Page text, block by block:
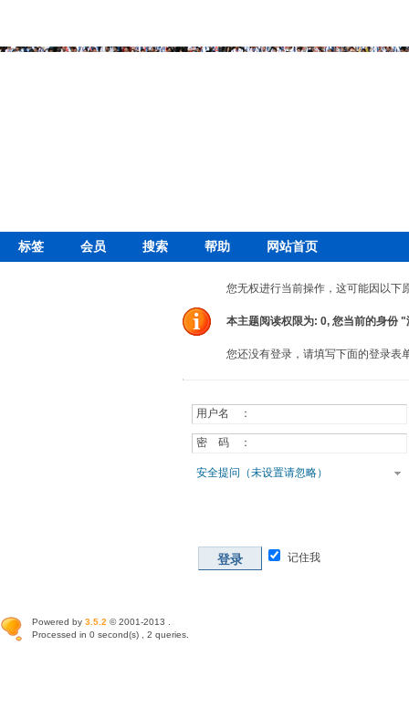
标签 会员 搜索 帮助 网站首页
您无权进行当前操作，这可能因以下
本主题阅读权限为: 0, 您当前的身份
您还没有登录，请填写下面的登录表
用户名 ：
密 码 ：
安全提问（未设置请忽略）
登录 记住我
Powered by 3.5.2 © 2001-2013 .
Processed in 0 second(s) , 2 queries.